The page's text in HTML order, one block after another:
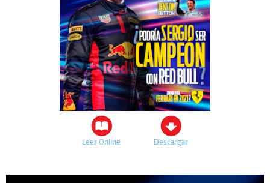
Leer Online Descargar